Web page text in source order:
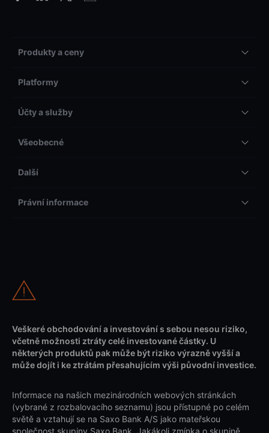
Produkty a ceny
Platformy
Účty a služby
Všeobecné
Další
Právní informace
Veškeré obchodování a investování s sebou nesou riziko,
včetně možnosti ztráty celé investované částky. U
některých produktů pak může být riziko výrazně vyšší a
může dojít i ke ztrátám přesahujícím výši původní investice.
Informace na našich mezinárodních webových stránkách
(vybrané z rozbalovacího seznamu) jsou přístupné po celém
světě a vztahují se na Saxo Bank A/S jako mateřskou